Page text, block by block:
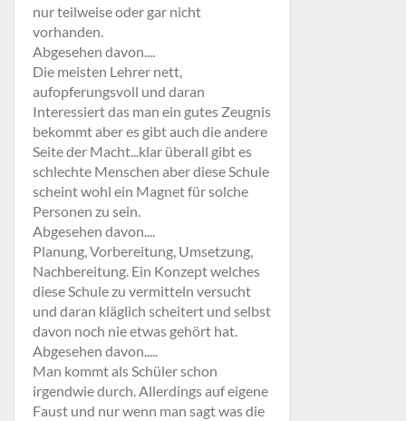
nur teilweise oder gar nicht
vorhanden.
Abgesehen davon....
Die meisten Lehrer nett,
aufopferungsvoll und daran
Interessiert das man ein gutes Zeugnis
bekommt aber es gibt auch die andere
Seite der Macht...klar überall gibt es
schlechte Menschen aber diese Schule
scheint wohl ein Magnet für solche
Personen zu sein.
Abgesehen davon....
Planung, Vorbereitung, Umsetzung,
Nachbereitung. Ein Konzept welches
diese Schule zu vermitteln versucht
und daran kläglich scheitert und selbst
davon noch nie etwas gehört hat.
Abgesehen davon.....
Man kommt als Schüler schon
irgendwie durch. Allerdings auf eigene
Faust und nur wenn man sagt was die